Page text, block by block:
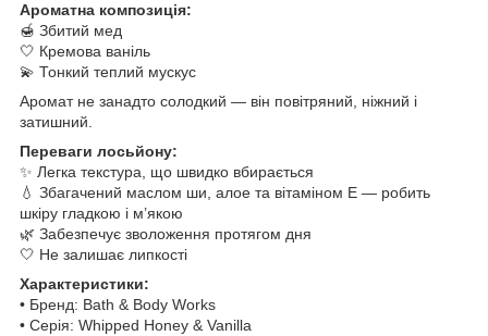
Ароматна композиція:
🍯 Збитий мед
🤍 Кремова ваніль
💫 Тонкий теплий мускус
Аромат не занадто солодкий — він повітряний, ніжний і
затишний.
Переваги лосьйону:
✨ Легка текстура, що швидко вбирається
💧 Збагачений маслом ши, алое та вітаміном Е — робить
шкіру гладкою і м’якою
🌿 Забезпечує зволоження протягом дня
🤍 Не залишає липкості
Характеристики:
• Бренд: Bath & Body Works
• Серія: Whipped Honey & Vanilla